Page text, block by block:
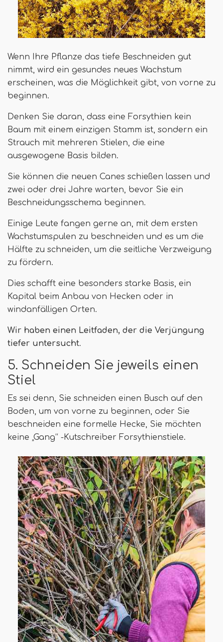
Wenn Ihre Pflanze das tiefe Beschneiden gut
nimmt, wird ein gesundes neues Wachstum
erscheinen, was die Möglichkeit gibt, von vorne zu
beginnen.
Denken Sie daran, dass eine Forsythien kein
Baum mit einem einzigen Stamm ist, sondern ein
Strauch mit mehreren Stielen, die eine
ausgewogene Basis bilden.
Sie können die neuen Canes schießen lassen und
zwei oder drei Jahre warten, bevor Sie ein
Beschneidungsschema beginnen.
Einige Leute fangen gerne an, mit dem ersten
Wachstumspulen zu beschneiden und es um die
Hälfte zu schneiden, um die seitliche Verzweigung
zu fördern.
Dies schafft eine besonders starke Basis, ein
Kapital beim Anbau von Hecken oder in
windanfälligen Orten.
Wir haben einen Leitfaden, der die Verjüngung
tiefer untersucht.
5. Schneiden Sie jeweils einen
Stiel
Es sei denn, Sie schneiden einen Busch auf den
Boden, um von vorne zu beginnen, oder Sie
beschneiden eine formelle Hecke, Sie möchten
keine „Gang“ -Kutschreiber Forsythienstiele.